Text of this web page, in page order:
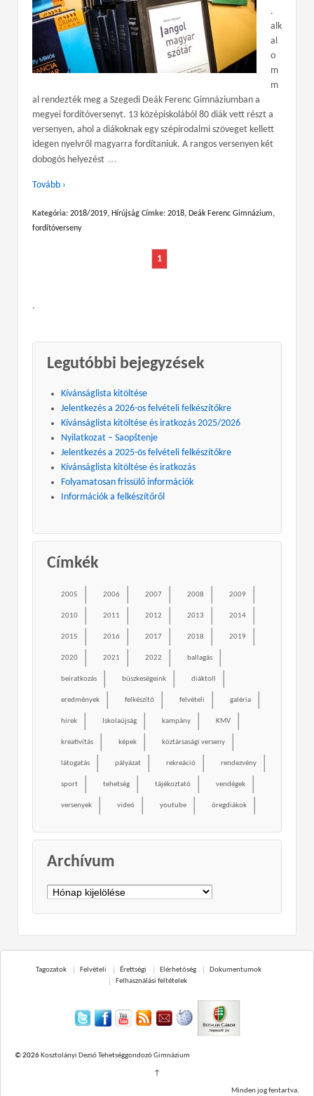
.
alk
al
o
m
m
al rendezték meg a Szegedi Deák Ferenc Gimnáziumban a
megyei fordítóversenyt. 13 középiskolából 80 diák vett részt a
versenyen, ahol a diákoknak egy szépirodalmi szöveget kellett
idegen nyelvről magyarra fordítaniuk. A rangos versenyen két
dobogós helyezést …
Tovább ›
Kategória: 2018/2019, Hírújság Címke: 2018, Deák Ferenc Gimnázium,
fordítóverseny
1
.
Legutóbbi bejegyzések
Kívánságlista kitöltése
Jelentkezés a 2026-os felvételi felkészítőkre
Kívánságlista kitöltése és iratkozás 2025/2026
Nyilatkozat – Saopštenje
Jelentkezés a 2025-ös felvételi felkészítőkre
Kívánságlista kitöltése és iratkozás
Folyamatosan frissülő információk
Információk a felkészítőről
Címkék
2005 2006 2007 2008 2009
2010 2011 2012 2013 2014
2015 2016 2017 2018 2019
2020 2021 2022 ballagás
beiratkozás büszkeségeink diáktoll
eredmények felkészítő felvételi galéria
hírek Iskolaújság kampány KMV
kreativítás képek köztársasági verseny
látogatás pályázat rekreáció rendezvény
sport tehetség tájékoztató vendégek
versenyek videó youtube öregdiákok
Archívum
Archívum
Tagozatok Felvételi Érettségi Elérhetőség
Dokumentumok
Felhasználási feltételek
© 2026Kosztolányi Dezső Tehetséggondozó Gimnázium
↑
Minden jog fentartva.